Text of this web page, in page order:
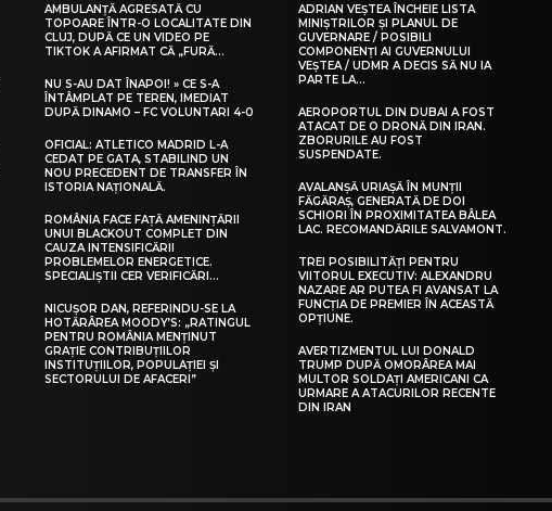
AMBULANȚĂ AGRESATĂ CU
TOPOARE ÎNTR-O LOCALITATE DIN
CLUJ, DUPĂ CE UN VIDEO PE
TIKTOK A AFIRMAT CĂ „FURĂ…
NU S-AU DAT ÎNAPOI! » CE S-A
ÎNTÂMPLAT PE TEREN, IMEDIAT
DUPĂ DINAMO – FC VOLUNTARI 4-0
OFICIAL: ATLETICO MADRID L-A
CEDAT PE GATA, STABILIND UN
NOU PRECEDENT DE TRANSFER ÎN
ISTORIA NAȚIONALĂ.
ROMÂNIA FACE FAȚĂ AMENINȚĂRII
UNUI BLACKOUT COMPLET DIN
CAUZA INTENSIFICĂRII
PROBLEMELOR ENERGETICE.
SPECIALIȘTII CER VERIFICĂRI…
NICUȘOR DAN, REFERINDU-SE LA
HOTĂRÂREA MOODY’S: „RATINGUL
PENTRU ROMÂNIA MENȚINUT
GRAȚIE CONTRIBUȚIILOR
INSTITUȚIILOR, POPULAȚIEI ȘI
SECTORULUI DE AFACERI”
ADRIAN VEȘTEA ÎNCHEIE LISTA
MINIȘTRILOR ȘI PLANUL DE
GUVERNARE / POSIBILI
COMPONENȚI AI GUVERNULUI
VEȘTEA / UDMR A DECIS SĂ NU IA
PARTE LA...
AEROPORTUL DIN DUBAI A FOST
ATACAT DE O DRONĂ DIN IRAN.
ZBORURILE AU FOST
SUSPENDATE.
AVALANȘĂ URIAȘĂ ÎN MUNȚII
FĂGĂRAȘ, GENERATĂ DE DOI
SCHIORI ÎN PROXIMITATEA BÂLEA
LAC. RECOMANDĂRILE SALVAMONT.
TREI POSIBILITĂȚI PENTRU
VIITORUL EXECUTIV: ALEXANDRU
NAZARE AR PUTEA FI AVANSAT LA
FUNCȚIA DE PREMIER ÎN ACEASTĂ
OPȚIUNE.
AVERTIZMENTUL LUI DONALD
TRUMP DUPĂ OMORÂREA MAI
MULTOR SOLDAȚI AMERICANI CA
URMARE A ATACURILOR RECENTE
DIN IRAN